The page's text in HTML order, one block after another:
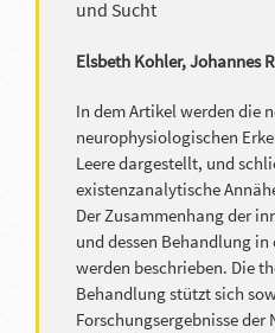
und Sucht
Elsbeth Kohler, Johannes
In dem Artikel werden die
neurophysiologischen
Leere dargestellt, und
existenzanalytische
Der Zusammenhang der
und dessen Behandlung
werden beschrieben. Die
Behandlung stützt sich
Forschungsergebnisse